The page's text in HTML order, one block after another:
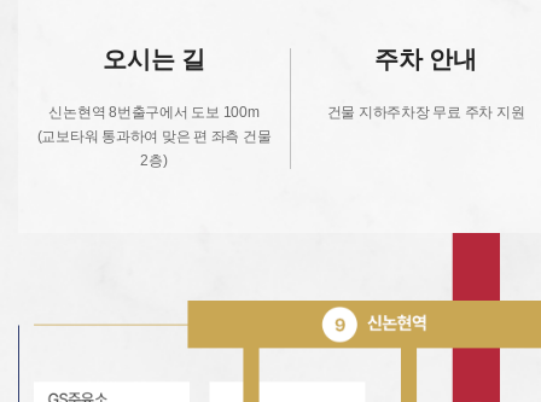
오시는 길
신논현역 8번출구에서 도보 100m
(교보타워 통과하여 맞은 편 좌측 건물
2층)
주차 안내
건물 지하주차장 무료 주차 지원